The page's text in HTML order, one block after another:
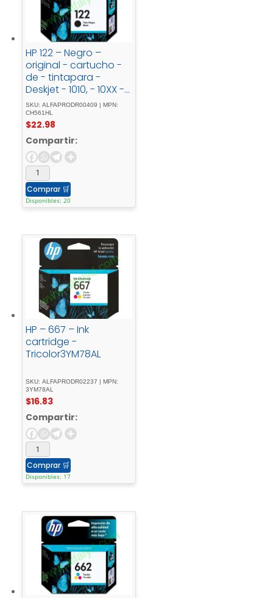
HP 122 – Negro –
original - cartucho -
de - tintapara -
Deskjet - 1010, - 10XX -
J410, - 1512, - 2050 -
J510, - 2050A - J510, -
2054A - J510, - 25XX, -
Envy - 4502
SKU: ALFAPRODR00409 | MPN:
CH561HL
$22.98
Compartir:
Comprar 🛒
Disponibles: 20
HP – 667 – Ink
cartridge -
Tricolor3YM78AL
SKU: ALFAPRODR02237 | MPN:
3YM78AL
$16.83
Compartir:
Comprar 🛒
Disponibles: 17